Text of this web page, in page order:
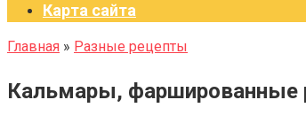
Карта сайта
Главная » Разные рецепты
Кальмары, фаршированные